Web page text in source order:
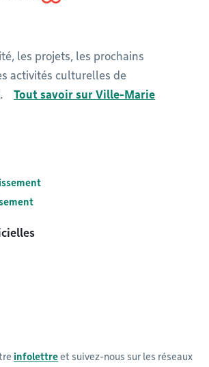
les projets, les prochains
activités culturelles de
Tout savoir sur Ville-Marie
infolettreet suivez-nous sur les réseaux